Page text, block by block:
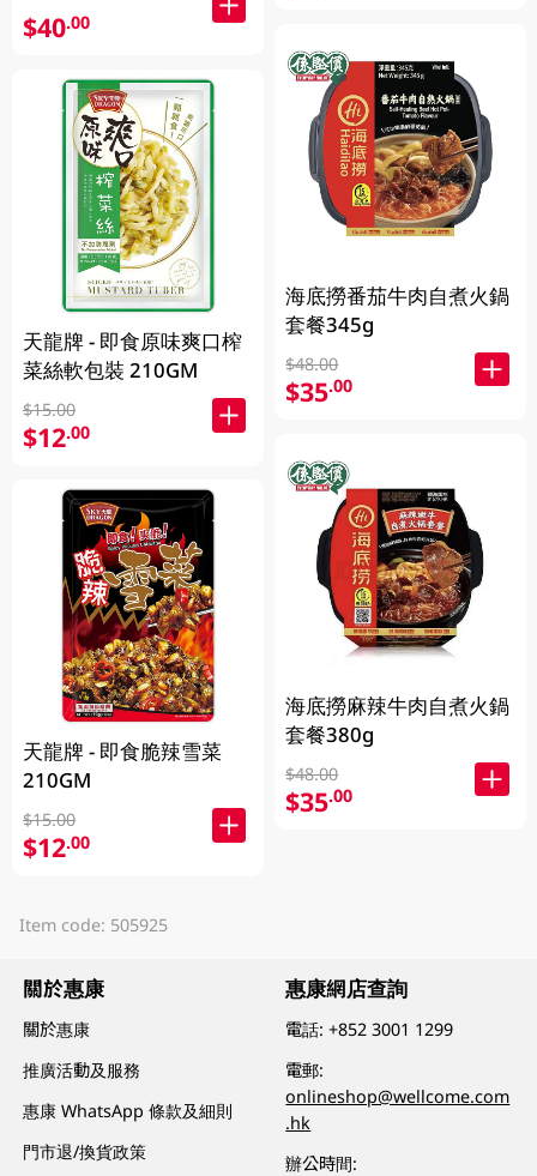
$40.00
天龍牌 - 即食原味爽口榨
菜絲軟包裝 210GM
$15.00
$12.00
天龍牌 - 即食脆辣雪菜
210GM
$15.00
$12.00
海底撈番茄牛肉自煮火鍋
套餐345g
$48.00
$35.00
海底撈麻辣牛肉自煮火鍋
套餐380g
$48.00
$35.00
Item code: 505925
關於惠康
關於惠康
推廣活動及服務
惠康 WhatsApp 條款及細則
門市退/換貨政策
惠康網店查詢
電話:+852 3001 1299
電郵:
onlineshop@wellcome.com
.hk
辦公時間: